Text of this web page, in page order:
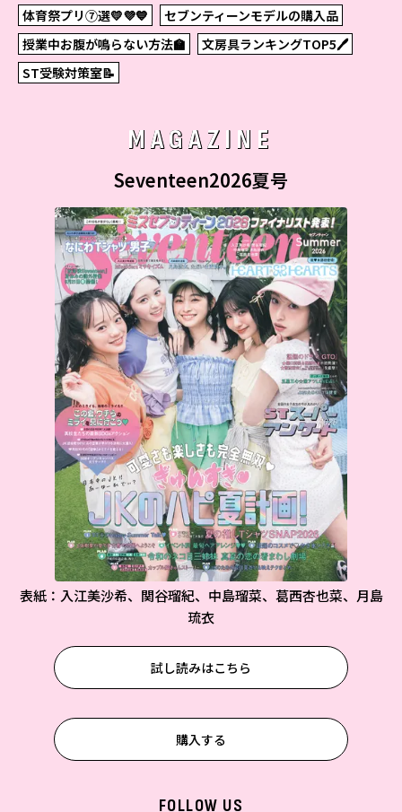
体育祭プリ⑦選💛💜💙
セブンティーンモデルの購入品
授業中お腹が鳴らない方法🏫
文房具ランキングTOP5🖊
ST受験対策室📝
MAGAZINE
Seventeen2026夏号
表紙：入江美沙希、関谷瑠紀、中島瑠菜、葛西杏也菜、月島
琉衣
試し読みはこちら
購入する
FOLLOW US